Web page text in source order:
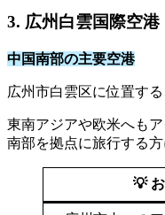
3. 広州白雲国際空港
中国南部の主要空港
広州市白雲区に位置す
東南アジアや欧米へも
南部を拠点に旅行する方
💡